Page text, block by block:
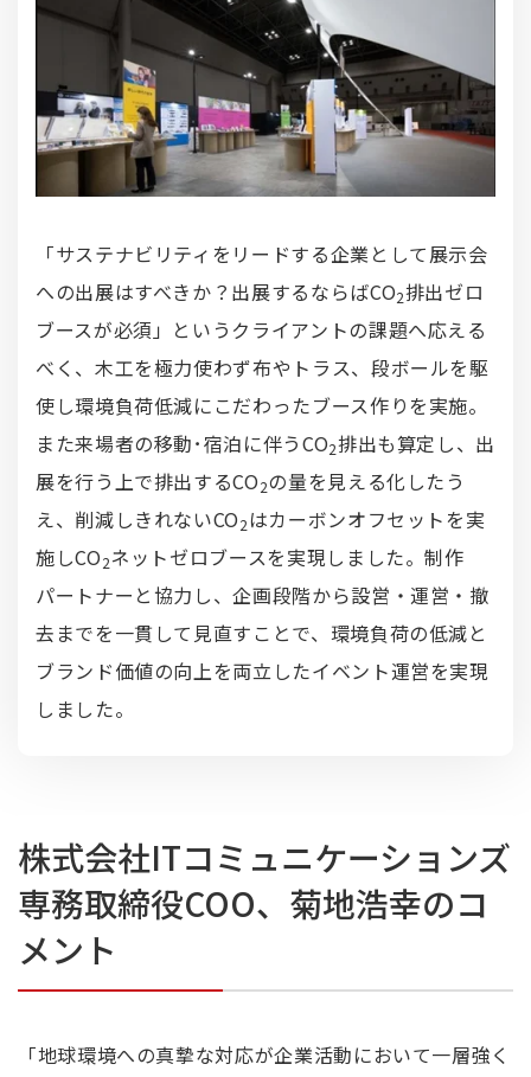
「サステナビリティをリードする企業として展示会
への出展はすべきか？出展するならばCO2排出ゼロ
ブースが必須」というクライアントの課題へ応える
べく、木工を極力使わず布やトラス、段ボールを駆
使し環境負荷低減にこだわったブース作りを実施。
また来場者の移動･宿泊に伴うCO2排出も算定し、出
展を行う上で排出するCO2の量を見える化したう
え、削減しきれないCO2はカーボンオフセットを実
施しCO2ネットゼロブースを実現しました。制作
パートナーと協力し、企画段階から設営・運営・撤
去までを一貫して見直すことで、環境負荷の低減と
ブランド価値の向上を両立したイベント運営を実現
しました。
株式会社ITコミュニケーションズ
専務取締役COO、菊地浩幸のコ
メント
「地球環境への真摯な対応が企業活動において一層強く